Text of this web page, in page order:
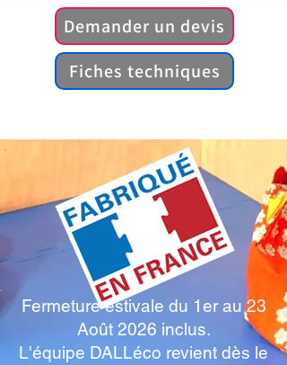
Demander un devis
Fiches techniques
Fermeture estivale du 1er au 23
Août 2026 inclus.
L'équipe DALLéco revient dès le